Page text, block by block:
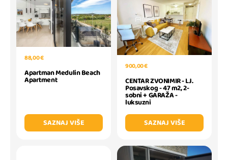
88,00 €
Apartman Medulin Beach
Apartment
SAZNAJ VIŠE
900,00 €
CENTAR ZVONIMIR - LJ.
Posavskog - 47 m2, 2-
sobni + GARAŽA -
luksuzni
SAZNAJ VIŠE